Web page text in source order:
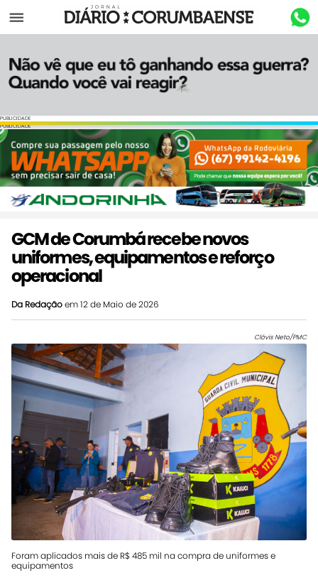
Menu
PUBLICIDADE
PUBLICIDADE
GCM de Corumbá recebe novos
uniformes, equipamentos e reforço
operacional
Da Redaçãoem 12 de Maio de 2026
Clóvis Neto/PMC
Foram aplicados mais de R$ 485 mil na compra de uniformes e
equipamentos